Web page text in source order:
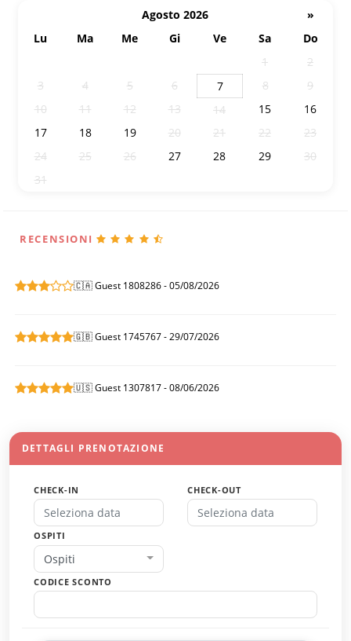
Agosto 2026
»
Lu
Ma Me Gi Ve Sa
Do
1
2
3
4 5 6 7 8
9
10
11 12 13 14 15
16
17
18 19 20 21 22
23
24
25 26 27 28 29
30
31
RECENSIONI
🇨🇦 Guest 1808286 - 05/08/2026
🇬🇧 Guest 1745767 - 29/07/2026
🇺🇸 Guest 1307817 - 08/06/2026
DETTAGLI PRENOTAZIONE
CHECK-IN CHECK-OUT
OSPITI
Ospiti
CODICE SCONTO